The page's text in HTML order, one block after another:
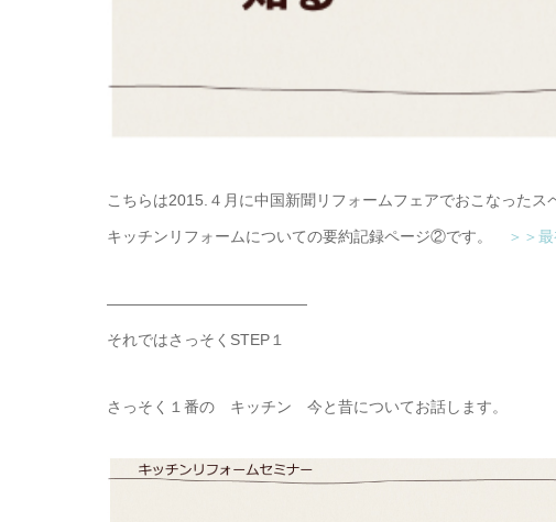
こちらは2015.４月に中国新聞リフォームフェアでおこなったス
キッチンリフォームについての要約記録ページ②です。 ＞＞
―――――――――――――
それではさっそくSTEP１
さっそく１番の キッチン 今と昔についてお話します。